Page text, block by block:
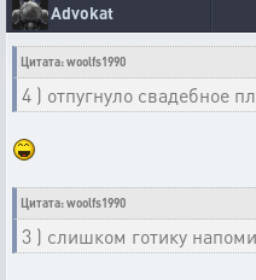
Advokat
Цитата: woolfs1990
4 ) отпугнуло свадебное
Цитата: woolfs1990
3 ) слишком готику